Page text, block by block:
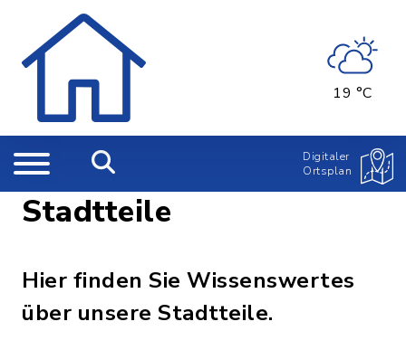
19 °C
Digitaler
Ortsplan
Stadtteile
Hier finden Sie Wissenswertes
über unsere Stadtteile.